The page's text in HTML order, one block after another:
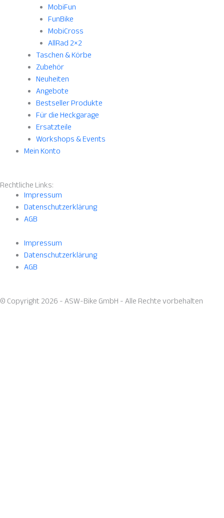
MobiFun
FunBike
MobiCross
AllRad 2×2
Taschen & Körbe
Zubehör
Neuheiten
Angebote
Bestseller Produkte
Für die Heckgarage
Ersatzteile
Workshops & Events
Mein Konto
Rechtliche Links:
Impressum
Datenschutzerklärung
AGB
Impressum
Datenschutzerklärung
AGB
© Copyright 2026 - ASW-Bike GmbH - Alle Rechte vorbehalten